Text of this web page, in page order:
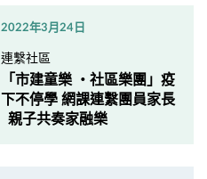
2022年3月24日
連繫社區
「市建童樂 ・社區樂團」疫
下不停學 網課連繫團員家長
親子共奏家融樂